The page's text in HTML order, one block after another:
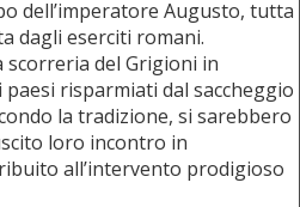
dell’imperatore Augusto, tutta
dagli eserciti romani.
scorreria del Grigioni in
risparmiati dal saccheggio
la tradizione, si sarebbero
loro incontro in
all’intervento prodigioso